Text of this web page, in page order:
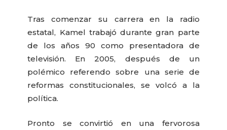
Tras comenzar su carrera en la radio
estatal, Kamel trabajó durante gran parte
de los años 90 como presentadora de
televisión. En 2005, después de un
polémico referendo sobre una serie de
reformas constitucionales, se volcó a la
política.
Pronto se convirtió en una fervorosa